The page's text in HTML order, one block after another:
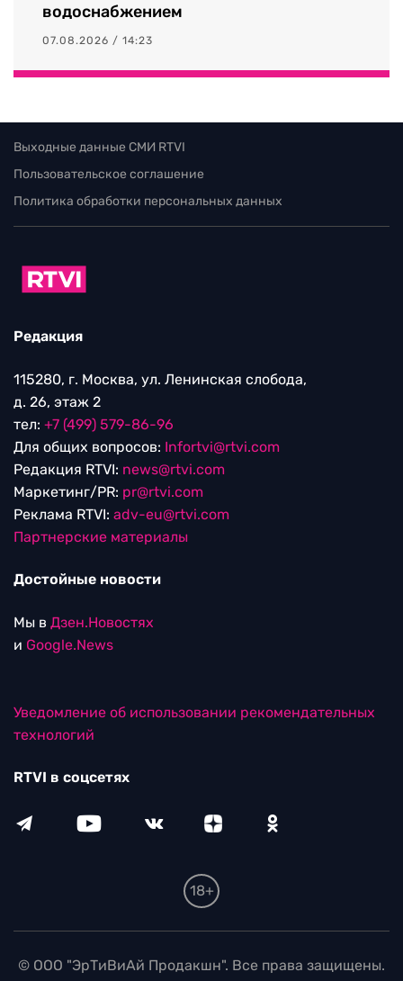
водоснабжением
07.08.2026 / 14:23
Выходные данные СМИ RTVI
Пользовательское соглашение
Политика обработки персональных данных
Редакция
115280, г. Москва, ул. Ленинская слобода,
д. 26, этаж 2
тел: +7 (499) 579-86-96
Для общих вопросов: Infortvi@rtvi.com
Редакция RTVI: news@rtvi.com
Маркетинг/PR: pr@rtvi.com
Реклама RTVI: adv-eu@rtvi.com
Партнерские материалы
Достойные новости
Мы в Дзен.Новостях
и Google.News
Уведомление об использовании рекомендательных
технологий
RTVI в соцсетях
18+
© ООО "ЭрТиВиАй Продакшн". Все права защищены.